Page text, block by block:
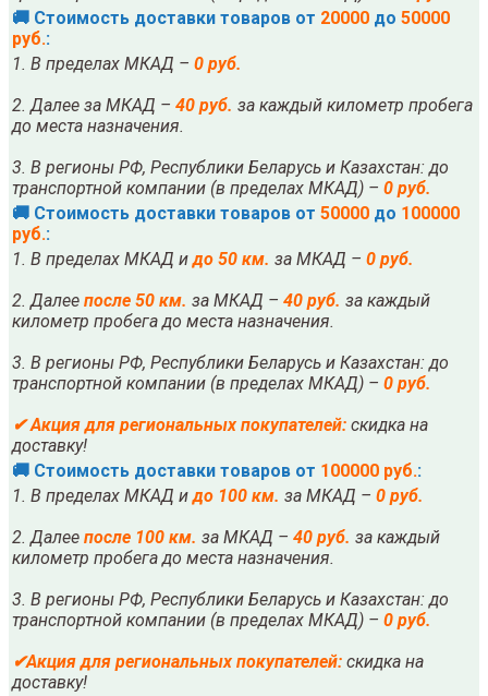
🚚 Стоимость доставки товаров от 20000 до 50000
руб.:
1. В пределах МКАД – 0 руб.
2. Далее за МКАД – 40 руб. за каждый километр пробега
до места назначения.
3. В регионы РФ, Республики Беларусь и Казахстан: до
транспортной компании (в пределах МКАД) – 0 руб.
🚚 Стоимость доставки товаров от 50000 до 100000
руб.:
1. В пределах МКАД идо 50 км. за МКАД – 0 руб.
2. Далее после 50 км. за МКАД – 40 руб. за каждый
километр пробега до места назначения.
3. В регионы РФ, Республики Беларусь и Казахстан: до
транспортной компании (в пределах МКАД) – 0 руб.
✔ Акция для региональных покупателей: скидка на
доставку!
🚚 Стоимость доставки товаров от 100000 руб.:
1. В пределах МКАД идо 100 км. за МКАД – 0 руб.
2. Далее после 100 км. за МКАД – 40 руб. за каждый
километр пробега до места назначения.
3. В регионы РФ, Республики Беларусь и Казахстан: до
транспортной компании (в пределах МКАД) – 0 руб.
✔Акция для региональных покупателей: скидка на
доставку!